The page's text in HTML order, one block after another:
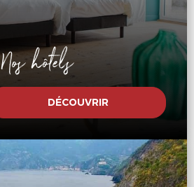
Nos hôtels
DÉCOUVRIR